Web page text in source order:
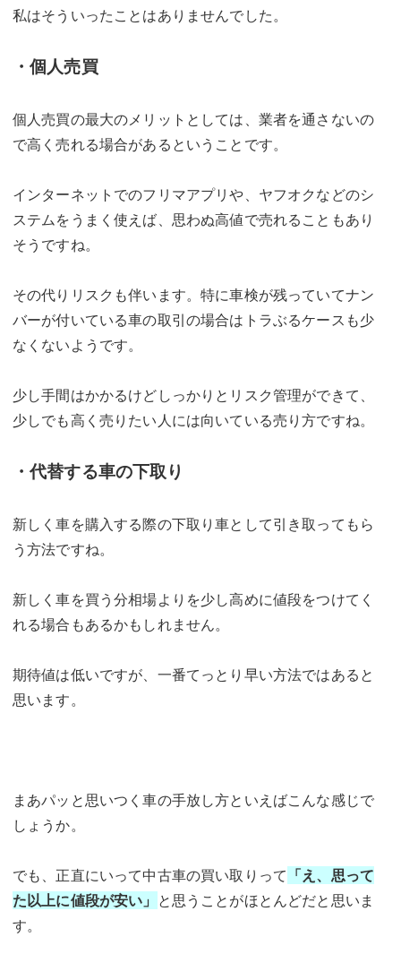
私はそういったことはありませんでした。
・個人売買
個人売買の最大のメリットとしては、業者を通さないの
で高く売れる場合があるということです。
インターネットでのフリマアプリや、ヤフオクなどのシ
ステムをうまく使えば、思わぬ高値で売れることもあり
そうですね。
その代りリスクも伴います。特に車検が残っていてナン
バーが付いている車の取引の場合はトラぶるケースも少
なくないようです。
少し手間はかかるけどしっかりとリスク管理ができて、
少しでも高く売りたい人には向いている売り方ですね。
・代替する車の下取り
新しく車を購入する際の下取り車として引き取ってもら
う方法ですね。
新しく車を買う分相場よりを少し高めに値段をつけてく
れる場合もあるかもしれません。
期待値は低いですが、一番てっとり早い方法ではあると
思います。
まあパッと思いつく車の手放し方といえばこんな感じで
しょうか。
でも、正直にいって中古車の買い取りって 「え、思って
た以上に値段が安い」 と思うことがほとんどだと思いま
す。